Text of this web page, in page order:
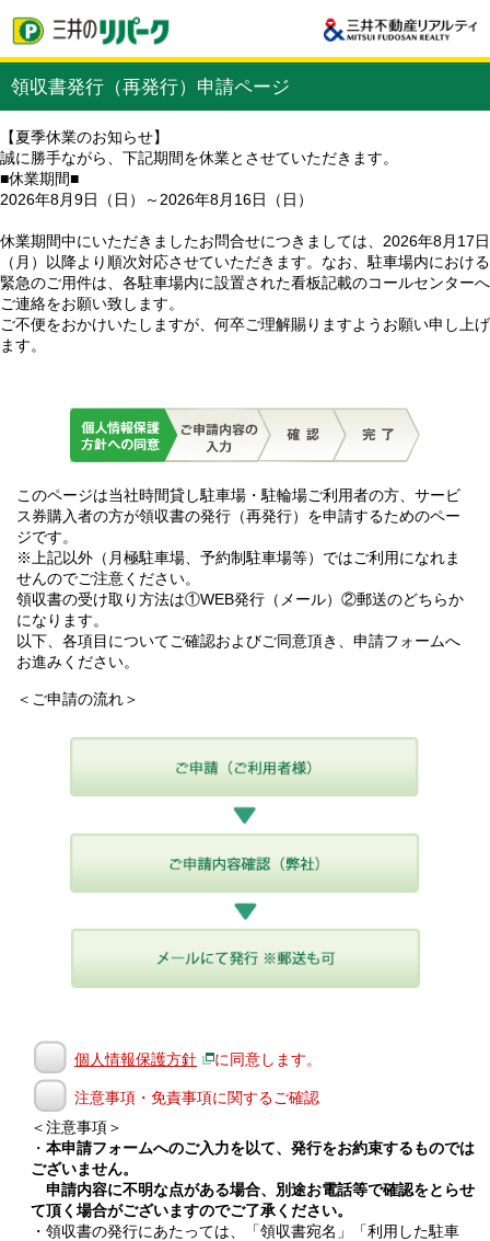
領収書発行（再発行）申請ページ
【夏季休業のお知らせ】
誠に勝手ながら、下記期間を休業とさせていただきます。
■休業期間■
2026年8月9日（日）～2026年8月16日（日）
休業期間中にいただきましたお問合せにつきましては、2026年8月17日
（月）以降より順次対応させていただきます。なお、駐車場内における
緊急のご用件は、各駐車場内に設置された看板記載のコールセンターへ
ご連絡をお願い致します。
ご不便をおかけいたしますが、何卒ご理解賜りますようお願い申し上げ
ます。
このページは当社時間貸し駐車場・駐輪場ご利用者の方、サービ
ス券購入者の方が領収書の発行（再発行）を申請するためのペー
ジです。
※上記以外（月極駐車場、予約制駐車場等）ではご利用になれま
せんのでご注意ください。
領収書の受け取り方法は①WEB発行（メール）②郵送のどちらか
になります。
以下、各項目についてご確認およびご同意頂き、申請フォームへ
お進みください。
＜ご申請の流れ＞
個人情報保護方針 に同意します。
注意事項・免責事項に関するご確認
＜注意事項＞
・ 本申請フォームへのご入力を以て、発行をお約束するものでは
ございません。
申請内容に不明な点がある場合、別途お電話等で確認をとらせ
て頂く場合がございますのでご了承ください。
・領収書の発行にあたっては、「領収書宛名」「利用した駐車